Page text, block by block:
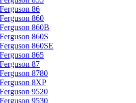
86
860
860B
860S
860SE
865
87
8780
8XP
9520
9530